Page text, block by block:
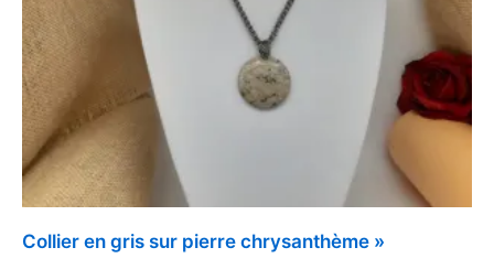
Collier en gris sur pierre chrysanthème »